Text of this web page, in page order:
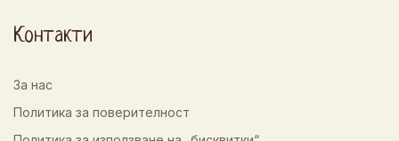
Контакти
За нас
Политика за поверителност